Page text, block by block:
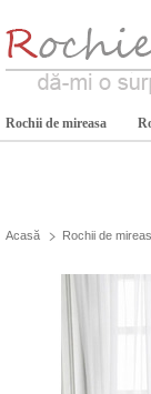
Rochii de mireasa
Acasă Rochii de